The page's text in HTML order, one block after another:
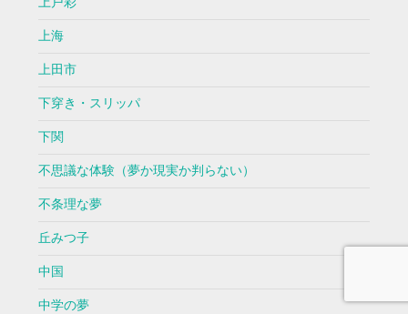
上海
上田市
下穿き・スリッパ
下関
不思議な体験（夢か現実か判らない）
不条理な夢
丘みつ子
中国
中学の夢